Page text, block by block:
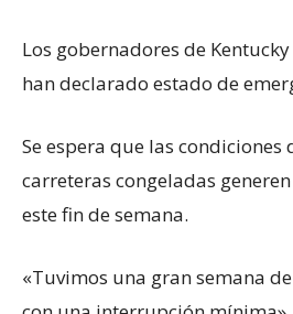
Los gobernadores de
han declarado estado de
Se espera que las condiciones
carreteras congeladas
este fin de semana.
«Tuvimos una gran semana